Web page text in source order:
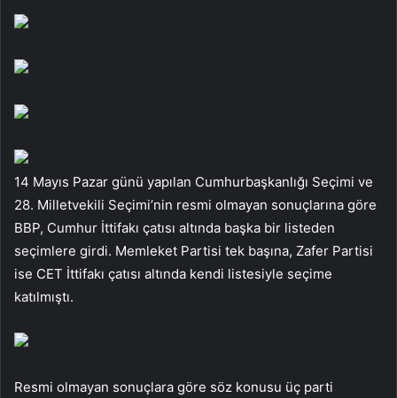
14 Mayıs Pazar günü yapılan Cumhurbaşkanlığı Seçimi ve
28. Milletvekili Seçimi’nin resmi olmayan sonuçlarına göre
BBP, Cumhur İttifakı çatısı altında başka bir listeden
seçimlere girdi. Memleket Partisi tek başına, Zafer Partisi
ise CET İttifakı çatısı altında kendi listesiyle seçime
katılmıştı.
Resmi olmayan sonuçlara göre söz konusu üç parti